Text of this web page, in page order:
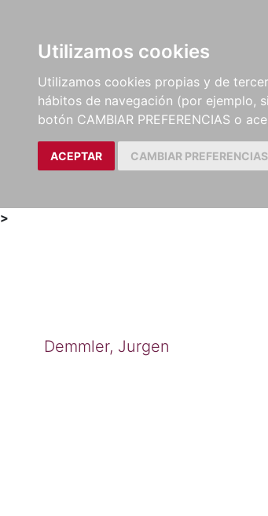
Utilizamos cookies
Utilizamos cookies propias y de
hábitos de navegación (por ejemplo,
botón CAMBIAR PREFERENCIAS o
ACEPTAR CAMBIAR PREFERENCIAS
LIBROS
MÉTODOS Y
EJERCICIOS
CRÍTICAS
>
Demmler, Jurgen